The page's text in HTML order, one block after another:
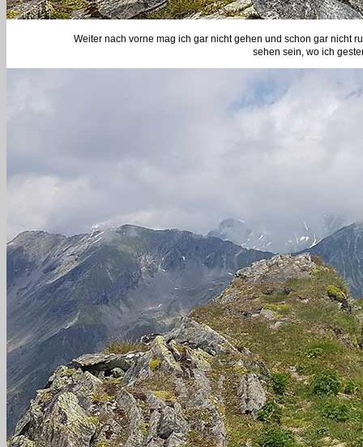
Weiter nach vorne mag ich gar nicht gehen und schon gar nicht
sehen sein, wo ich